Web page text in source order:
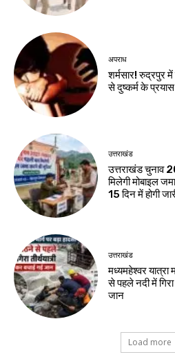
अपराध
शर्मसार! रुद्रपुर
से दुष्कर्म के
उत्तराखंड
उत्तराखंड चुनाव
मिलेगी मोबाइल
15 दिन में होगी
उत्तराखंड
मध्यमहेश्वर यात्रा
से पहले नदी में
जान
Load more